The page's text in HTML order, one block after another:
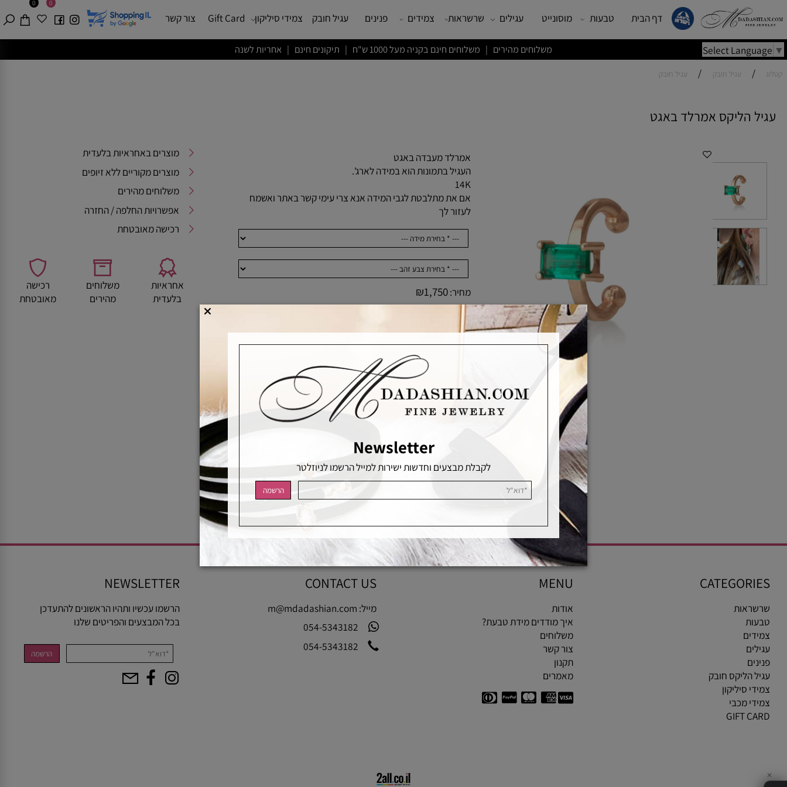
Select משלוחים מהירים | משלוחים חינם בקניה מעל 1000 ש"ח | תיקונים חינם | אחריות לשנה
0 0
דף הבית טבעות מוסונייט עגילים שרשראות צמידים פנינים עגיל חובק צמידי סיליקון Gift Card צור קשר
עגיל חובק / עגיל חובק
הליקס אמרלד באגט
אמרלד מעבדה באגט
העגיל בתמונות הוא במידה לארג'.
אם את מתלבטת לגבי המידה אנא צרי עימי קשר באתר ואשמח
לעזור לך
מחיר: ₪1,750
כמות הוסף לסל
הוסף לרשימת המשאלות
מוצרים באחראיות בלעדית
מוצרים מקוריים ללא זיופים
משלוחים מהירים
אפשרויות החלפה / החזרה
אחראיות משלוחים רכישה
הליקס חובק
סיליקון
MENU
איך מודדים מידת טבעת?
משלוחים
צור קשר
מאמרים
CONTACT US
מייל:m@mdadashian.com
054-5343182
NEWSLETTER
בכל המבצעים והפריטים שלנו
Newsletter
לקבלת מבצעים וחדשות ישירות למייל הרשמו לניוזלטר